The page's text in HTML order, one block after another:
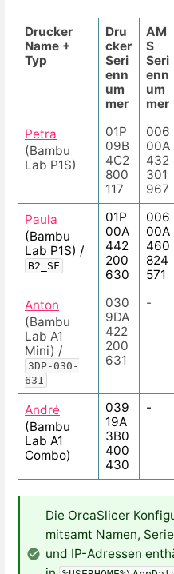
Drucker
Name +
Typ
Dru
cker
Seri
enn
um
mer
AM
S
Seri
enn
um
mer
Petra
(Bambu
Lab P1S)
01P
09B
4C2
800
117
006
00A
432
301
967
Paula
(Bambu
Lab P1S) /
B2_SF
01P
00A
442
200
630
006
00A
460
824
571
Anton
(Bambu
Lab A1
Mini) /
3DP-030-
631
030
9DA
422
200
631
-
André
(Bambu
Lab A1
Combo)
039
19A
3B0
400
430
-
Die OrcaSlicer
mitsamt Namen,
und IP-Adressen